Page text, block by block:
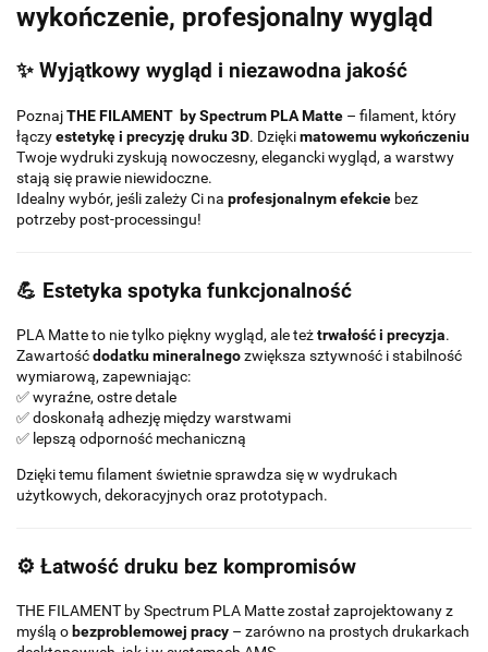
wykończenie, profesjonalny wygląd
✨ Wyjątkowy wygląd i niezawodna jakość
PoznajTHE FILAMENT by Spectrum PLA Matte – filament, który
łączyestetykę i precyzję druku 3D. Dziękimatowemu wykończeniu
Twoje wydruki zyskują nowoczesny, elegancki wygląd, a warstwy
stają się prawie niewidoczne.
Idealny wybór, jeśli zależy Ci na profesjonalnym efekcie bez
potrzeby post-processingu!
💪 Estetyka spotyka funkcjonalność
PLA Matte to nie tylko piękny wygląd, ale teżtrwałość i precyzja.
Zawartośćdodatku mineralnegozwiększa sztywność i stabilność
wymiarową, zapewniając:
✅ wyraźne, ostre detale
✅ doskonałą adhezję między warstwami
✅ lepszą odporność mechaniczną
Dzięki temu filament świetnie sprawdza się w wydrukach
użytkowych, dekoracyjnych oraz prototypach.
⚙️ Łatwość druku bez kompromisów
THE FILAMENT by Spectrum PLA Matte został zaprojektowany z
myślą o bezproblemowej pracy – zarówno na prostych drukarkach